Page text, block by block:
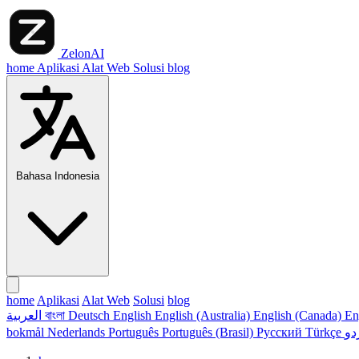
ZelonAI
home Aplikasi Alat Web Solusi blog
Bahasa Indonesia
home Aplikasi Alat Web Solusi blog
বাংলা Deutsch English English (Australia) English (Canada)
bokmål Nederlands Português Português (Brasil) Русский Türkçe